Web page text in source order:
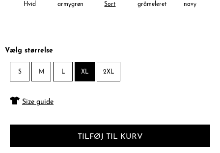
Hvid armygrøn Sort gråmeleret navy
Vælg størrelse
S M L XL 2XL
Size guide
TILFØJ TIL KURV